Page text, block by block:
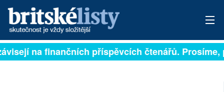
PŘIHLÁSIT
na finančních příspěvcích čtenářů. Prosíme,